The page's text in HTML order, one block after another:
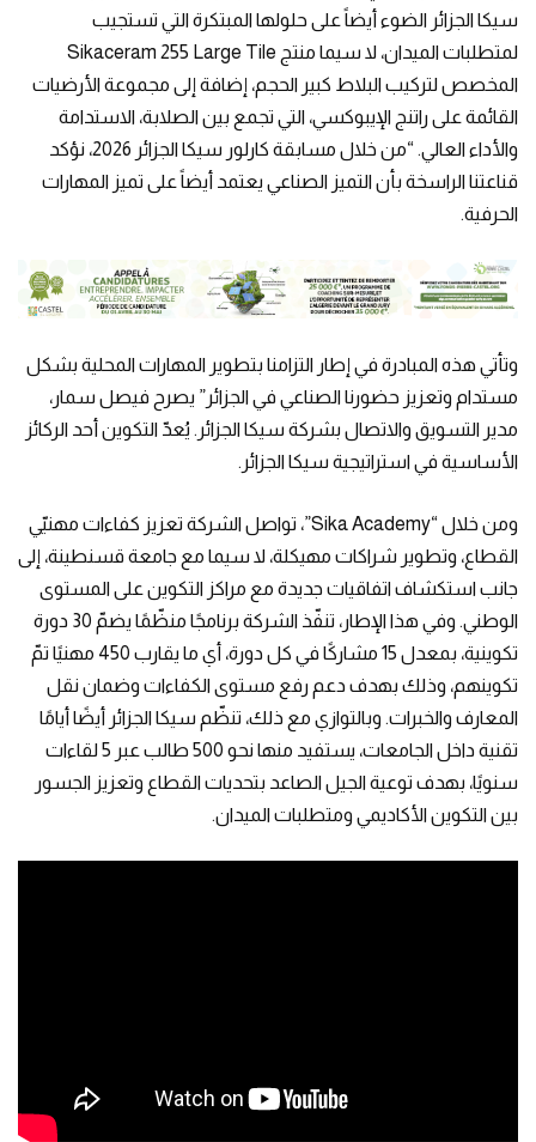
سيكا الجزائر الضوء أيضاً على حلولها المبتكرة التي تستجيب
لمتطلبات الميدان، لا سيما منتج Sikaceram 255 Large Tile
المخصص لتركيب البلاط كبير الحجم، إضافة إلى مجموعة الأرضيات
القائمة على راتنج الإيبوكسي، التي تجمع بين الصلابة، الاستدامة
والأداء العالي. “من خلال مسابقة كارلور سيكا الجزائر 2026، نؤكد
قناعتنا الراسخة بأن التميز الصناعي يعتمد أيضاً على تميز المهارات
الحرفية.
وتأتي هذه المبادرة في إطار التزامنا بتطوير المهارات المحلية بشكل
مستدام وتعزيز حضورنا الصناعي في الجزائر” يصرح فيصل سمار،
مدير التسويق والاتصال بشركة سيكا الجزائر. يُعدّ التكوين أحد الركائز
الأساسية في استراتيجية سيكا الجزائر.
ومن خلال “Sika Academy”، تواصل الشركة تعزيز كفاءات مهنيّي
القطاع، وتطوير شراكات مهيكلة، لا سيما مع جامعة قسنطينة، إلى
جانب استكشاف اتفاقيات جديدة مع مراكز التكوين على المستوى
الوطني. وفي هذا الإطار، تنفّذ الشركة برنامجًا منظّمًا يضمّ 30 دورة
تكوينية، بمعدل 15 مشاركًا في كل دورة، أي ما يقارب 450 مهنيًا تمّ
تكوينهم، وذلك بهدف دعم رفع مستوى الكفاءات وضمان نقل
المعارف والخبرات. وبالتوازي مع ذلك، تنظّم سيكا الجزائر أيضًا أيامًا
تقنية داخل الجامعات، يستفيد منها نحو 500 طالب عبر 5 لقاءات
سنويًا، بهدف توعية الجيل الصاعد بتحديات القطاع وتعزيز الجسور
بين التكوين الأكاديمي ومتطلبات الميدان.